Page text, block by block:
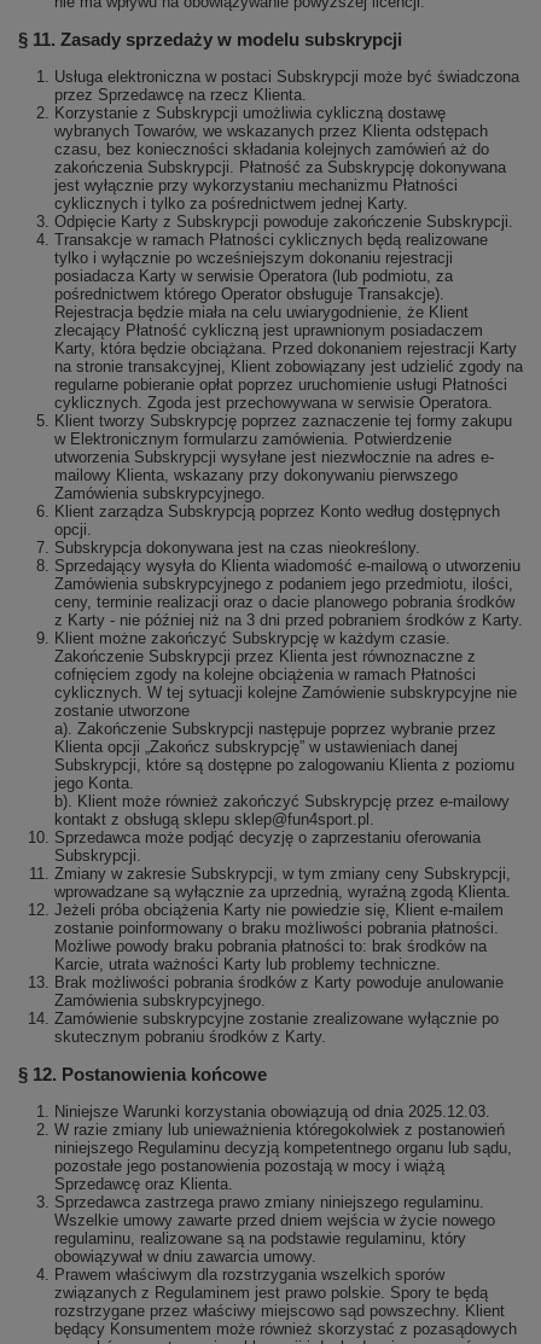
§ 11. Zasady sprzedaży w modelu subskrypcji
Usługa elektroniczna w postaci Subskrypcji może być świadczona
przez Sprzedawcę na rzecz Klienta.
Korzystanie z Subskrypcji umożliwia cykliczną dostawę
wybranych Towarów, we wskazanych przez Klienta odstępach
czasu, bez konieczności składania kolejnych zamówień aż do
zakończenia Subskrypcji. Płatność za Subskrypcję dokonywana
jest wyłącznie przy wykorzystaniu mechanizmu Płatności
cyklicznych i tylko za pośrednictwem jednej Karty.
Odpięcie Karty z Subskrypcji powoduje zakończenie Subskrypcji.
Transakcje w ramach Płatności cyklicznych będą realizowane
tylko i wyłącznie po wcześniejszym dokonaniu rejestracji
posiadacza Karty w serwisie Operatora (lub podmiotu, za
pośrednictwem którego Operator obsługuje Transakcje).
Rejestracja będzie miała na celu uwiarygodnienie, że Klient
zlecający Płatność cykliczną jest uprawnionym posiadaczem
Karty, która będzie obciążana. Przed dokonaniem rejestracji Karty
na stronie transakcyjnej, Klient zobowiązany jest udzielić zgody na
regularne pobieranie opłat poprzez uruchomienie usługi Płatności
cyklicznych. Zgoda jest przechowywana w serwisie Operatora.
Klient tworzy Subskrypcję poprzez zaznaczenie tej formy zakupu
w Elektronicznym formularzu zamówienia. Potwierdzenie
utworzenia Subskrypcji wysyłane jest niezwłocznie na adres e-
mailowy Klienta, wskazany przy dokonywaniu pierwszego
Zamówienia subskrypcyjnego.
Klient zarządza Subskrypcją poprzez Konto według dostępnych
opcji.
Subskrypcja dokonywana jest na czas nieokreślony.
Sprzedający wysyła do Klienta wiadomość e-mailową o utworzeniu
Zamówienia subskrypcyjnego z podaniem jego przedmiotu, ilości,
ceny, terminie realizacji oraz o dacie planowego pobrania środków
z Karty - nie później niż na 3 dni przed pobraniem środków z Karty.
Klient możne zakończyć Subskrypcję w każdym czasie.
Zakończenie Subskrypcji przez Klienta jest równoznaczne z
cofnięciem zgody na kolejne obciążenia w ramach Płatności
cyklicznych. W tej sytuacji kolejne Zamówienie subskrypcyjne nie
zostanie utworzone
a). Zakończenie Subskrypcji następuje poprzez wybranie przez
Klienta opcji „Zakończ subskrypcję” w ustawieniach danej
Subskrypcji, które są dostępne po zalogowaniu Klienta z poziomu
jego Konta.
b). Klient może również zakończyć Subskrypcję przez e-mailowy
kontakt z obsługą sklepu sklep@fun4sport.pl.
Sprzedawca może podjąć decyzję o zaprzestaniu oferowania
Subskrypcji.
Zmiany w zakresie Subskrypcji, w tym zmiany ceny Subskrypcji,
wprowadzane są wyłącznie za uprzednią, wyraźną zgodą Klienta.
Jeżeli próba obciążenia Karty nie powiedzie się, Klient e-mailem
zostanie poinformowany o braku możliwości pobrania płatności.
Możliwe powody braku pobrania płatności to: brak środków na
Karcie, utrata ważności Karty lub problemy techniczne.
Brak możliwości pobrania środków z Karty powoduje anulowanie
Zamówienia subskrypcyjnego.
Zamówienie subskrypcyjne zostanie zrealizowane wyłącznie po
skutecznym pobraniu środków z Karty.
§ 12. Postanowienia końcowe
Niniejsze Warunki korzystania obowiązują od dnia 2025.12.03.
W razie zmiany lub unieważnienia któregokolwiek z postanowień
niniejszego Regulaminu decyzją kompetentnego organu lub sądu,
pozostałe jego postanowienia pozostają w mocy i wiążą
Sprzedawcę oraz Klienta.
Sprzedawca zastrzega prawo zmiany niniejszego regulaminu.
Wszelkie umowy zawarte przed dniem wejścia w życie nowego
regulaminu, realizowane są na podstawie regulaminu, który
obowiązywał w dniu zawarcia umowy.
Prawem właściwym dla rozstrzygania wszelkich sporów
związanych z Regulaminem jest prawo polskie. Spory te będą
rozstrzygane przez właściwy miejscowo sąd powszechny. Klient
będący Konsumentem może również skorzystać z pozasądowych